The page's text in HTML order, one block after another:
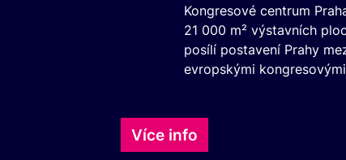
Kongresové centrum
21 000 m² výstavních
posílí postavení Prahy
evropskými
Více info